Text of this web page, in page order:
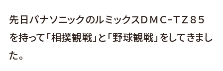
先日パナソニックのルミックスＤＭＣｰＴＺ８５
を持って「相撲観戦」と「野球観戦」をしてきまし
た。